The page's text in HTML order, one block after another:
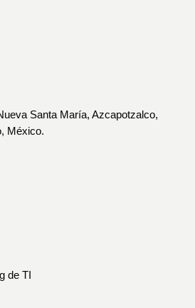
Santa María, Azcapotzalco,
México.
de TI